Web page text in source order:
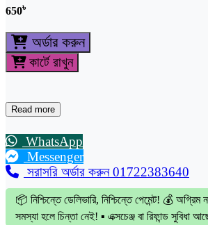
650৳
অর্ডার করুন
কার্টে রাখুন
Read more
WhatsApp
Messenger
সরাসরি অর্ডার করুন 01722383640
📦 নিশ্চিন্তে ডেলিভারি, নিশ্চিন্তে পেমেন্ট! 💰
সমস্যা হলে চিন্তা নেই! ▪️ এক্সচেঞ্জ বা রিফান্ড সুবিধা